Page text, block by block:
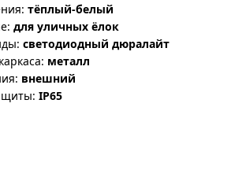
тёплый-белый
для уличных ёлок
светодиодный дюралайт
металл
внешний
IP65